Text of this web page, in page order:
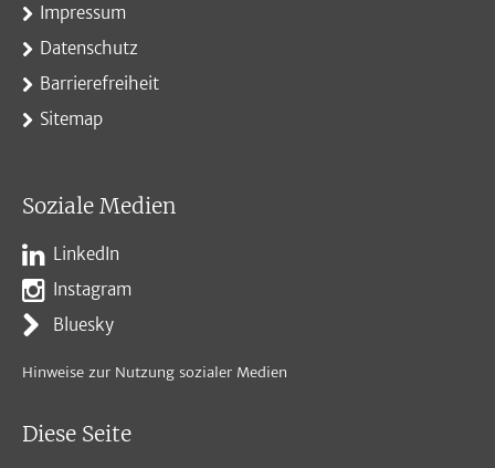
Impressum
Datenschutz
Barrierefreiheit
Sitemap
Soziale Medien
LinkedIn
Instagram
Bluesky
Hinweise zur Nutzung sozialer Medien
Diese Seite